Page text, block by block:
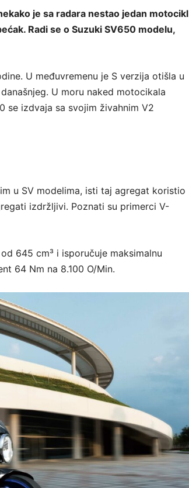
je sa radara nestao jedan motocikl
Radi se o Suzuki SV650 modelu,
U međuvremenu je S verzija otišla u
U moru naked motocikala
se izdvaja sa svojim živahnim V2
u SV modelima, isti taj agregat koristio
izdržljivi. Poznati su primerci V-
645 cm³ i isporučuje maksimalnu
64 Nm na 8.100 O/Min.